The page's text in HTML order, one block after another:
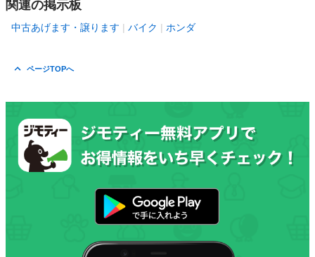
関連の掲示板
中古あげます・譲ります バイク ホンダ
ページTOPへ